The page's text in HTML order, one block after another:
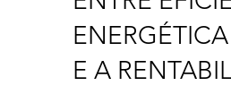
ENERGÉTICA
E A